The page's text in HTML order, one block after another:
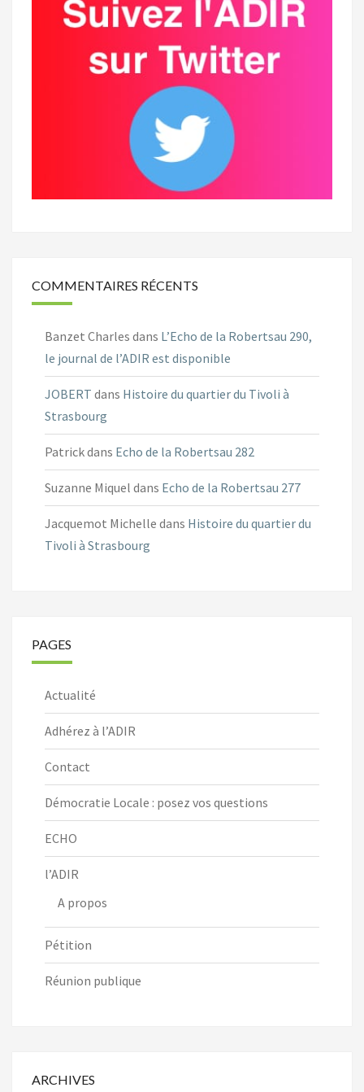
COMMENTAIRES RÉCENTS
Banzet Charles dans L’Echo de la Robertsau 290,
le journal de l’ADIR est disponible
JOBERT dans Histoire du quartier du Tivoli à
Strasbourg
Patrickdans Echo de la Robertsau 282
Suzanne Miquel dans Echo de la Robertsau 277
Jacquemot Michelle dans Histoire du quartier du
Tivoli à Strasbourg
PAGES
Actualité
Adhérez à l’ADIR
Contact
Démocratie Locale : posez vos questions
ECHO
l’ADIR
A propos
Pétition
Réunion publique
ARCHIVES